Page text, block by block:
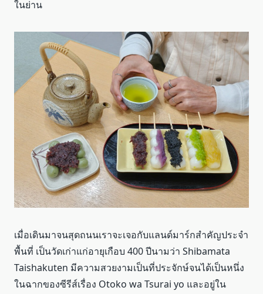
ในย่าน
เมื่อเดินมาจนสุดถนนเราจะเจอกับแลนด์มาร์กสำคัญประจำ
พื้นที่ เป็นวัดเก่าแก่อายุเกือบ 400 ปีนามว่า Shibamata
Taishakuten มีความสวยงามเป็นที่ประจักษ์จนได้เป็นหนึ่ง
ในฉากของซีรีส์เรื่อง Otoko wa Tsurai yo และอยู่ใน